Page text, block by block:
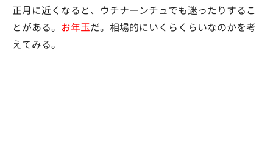
正月に近くなると、ウチナーンチュでも迷ったりするこ
とがある。 お年玉だ。相場的にいくらくらいなのかを考
えてみる。